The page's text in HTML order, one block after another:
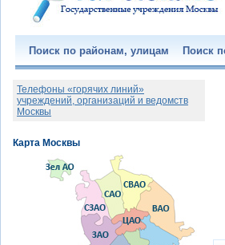
Поиск по районам, улицам Поиск
Телефоны «горячих линий»
учреждений, организаций и ведомств
Москвы